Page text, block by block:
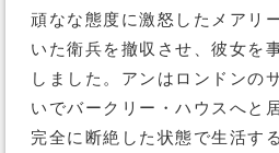
頑なな態度に激怒したメアリ
いた衛兵を撤収させ、彼女を
しました。アンはロンドンの
いでバークリー・ハウスへと
完全に断絶した状態で生活す